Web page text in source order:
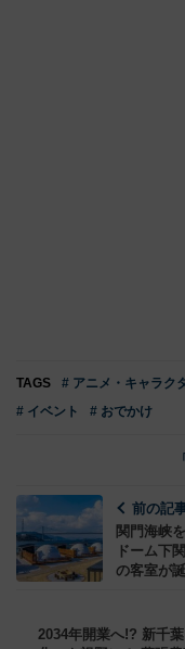
TAGS # アニメ・キャラク
# イベント
# おでかけ
前の記
関門海峡
ドーム下
の客室が
2034年開業へ!? 新千